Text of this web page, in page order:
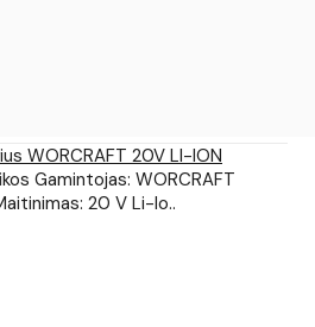
WORCRAFT 20V LI-ION
Gamintojas: WORCRAFT
20 V Li-Io..